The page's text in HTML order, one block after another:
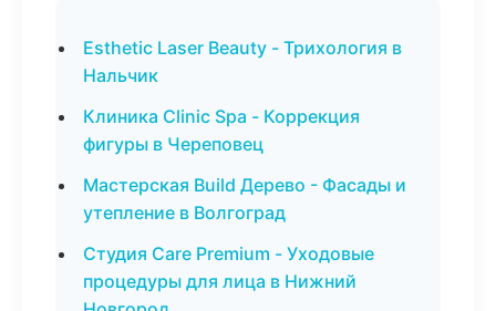
Esthetic Laser Beauty - Трихология в
Нальчик
Клиника Clinic Spa - Коррекция
фигуры в Череповец
Мастерская Build Дерево - Фасады и
утепление в Волгоград
Студия Care Premium - Уходовые
процедуры для лица в Нижний